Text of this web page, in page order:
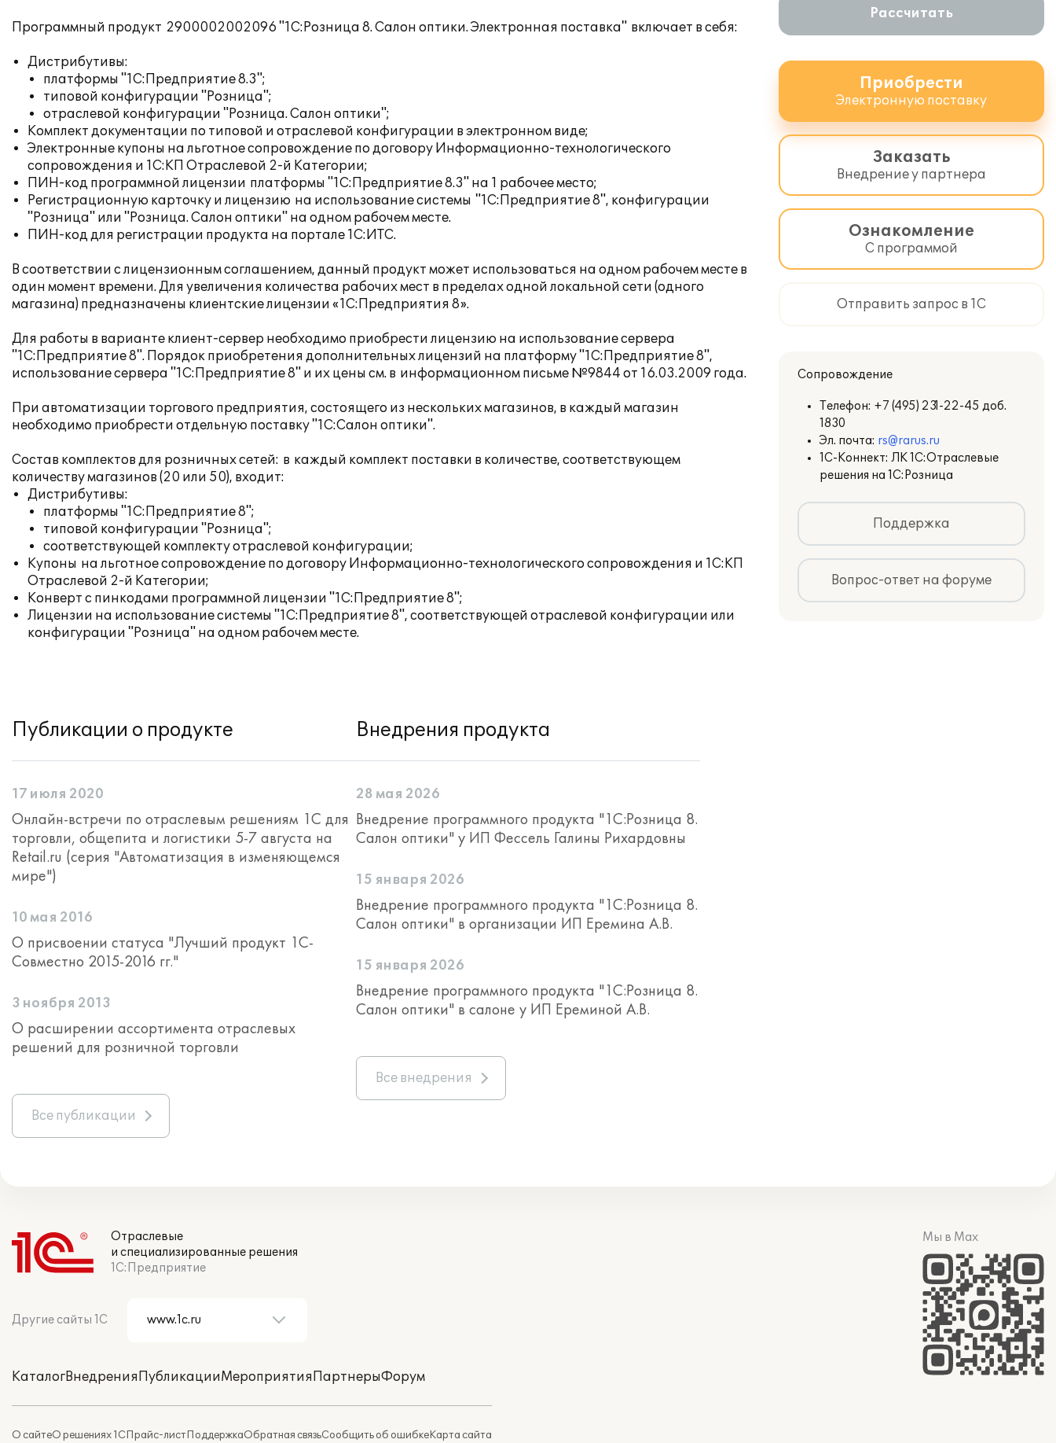
Программный продукт 2900002002096 "1С:Розница 8. Салон оптики. Электронная поставка" включает в себя:
Дистрибутивы:
платформы "1С:Предприятие 8.3";
типовой конфигурации "Розница";
отраслевой конфигурации "Розница. Салон оптики";
Комплект документации по типовой и отраслевой конфигурации в электронном виде;
Электронные купоны на льготное сопровождение по договору Информационно-технологического
сопровождения и 1С:КП Отраслевой 2-й Категории;
ПИН-код программной лицензии платформы "1С:Предприятие 8.3" на 1 рабочее место;
Регистрационную карточку и лицензию на использование системы "1С:Предприятие 8", конфигурации
"Розница" или "Розница. Салон оптики" на одном рабочем месте.
ПИН-код для регистрации продукта на портале 1С:ИТС.
В соответствии с лицензионным соглашением, данный продукт может использоваться на одном рабочем месте в
один момент времени. Для увеличения количества рабочих мест в пределах одной локальной сети (одного
магазина) предназначены клиентские лицензии «1С:Предприятия 8».
Для работы в варианте клиент-сервер необходимо приобрести лицензию на использование сервера
"1С:Предприятие 8". Порядок приобретения дополнительных лицензий на платформу "1С:Предприятие 8",
использование сервера "1С:Предприятие 8" и их цены см. в информационном письме №9844 от 16.03.2009 года.
При автоматизации торгового предприятия, состоящего из нескольких магазинов, в каждый магазин
необходимо приобрести отдельную поставку "1С:Салон оптики".
Состав комплектов для розничных сетей: в каждый комплект поставки в количестве, соответствующем
количеству магазинов (20 или 50), входит:
Дистрибутивы:
платформы "1С:Предприятие 8";
типовой конфигурации "Розница";
соответствующей комплекту отраслевой конфигурации;
Купоны на льготное сопровождение по договору Информационно-технологического сопровождения и 1С:КП
Отраслевой 2-й Категории;
Конверт с пинкодами программной лицензии "1С:Предприятие 8";
Лицензии на использование системы "1С:Предприятие 8", соответствующей отраслевой конфигурации или
конфигурации "Розница" на одном рабочем месте.
Рассчитать
Приобрести
Электронную поставку
Заказать
Внедрение у партнера
Ознакомление
С программой
Отправить запрос в 1С
Сопровождение
Телефон: +7 (495) 231-22-45 доб.
1830
Эл. почта: rs@rarus.ru
1С-Коннект: ЛК 1С:Отраслевые
решения на 1С:Розница
Поддержка
Вопрос-ответ на форуме
Публикации о продукте
17 июля 2020
Онлайн-встречи по отраслевым решениям 1С для
торговли, общепита и логистики 5-7 августа на
Retail.ru (серия "Автоматизация в изменяющемся
мире")
10 мая 2016
О присвоении статуса "Лучший продукт 1С-
Совместно 2015-2016 гг."
3 ноября 2013
О расширении ассортимента отраслевых
решений для розничной торговли
Все публикации
Внедрения продукта
28 мая 2026
Внедрение программного продукта "1С:Розница 8.
Салон оптики" у ИП Фессель Галины Рихардовны
15 января 2026
Внедрение программного продукта "1С:Розница 8.
Салон оптики" в организации ИП Еремина А.В.
15 января 2026
Внедрение программного продукта "1С:Розница 8.
Салон оптики" в салоне у ИП Ереминой А.В.
Все внедрения
Отраслевые
и специализированные решения
1С:Предприятие
Другие сайты 1С
КаталогВнедренияПубликацииМероприятияПартнерыФорум
О сайтеО решениях 1СПрайс-листПоддержкаОбратная связьСообщить об ошибкеКарта сайта
Мы в Max